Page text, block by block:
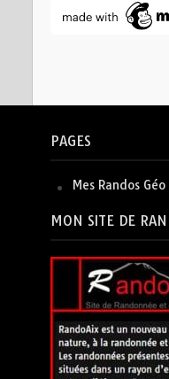
PAGES
Mes Randos
MON SITE DE